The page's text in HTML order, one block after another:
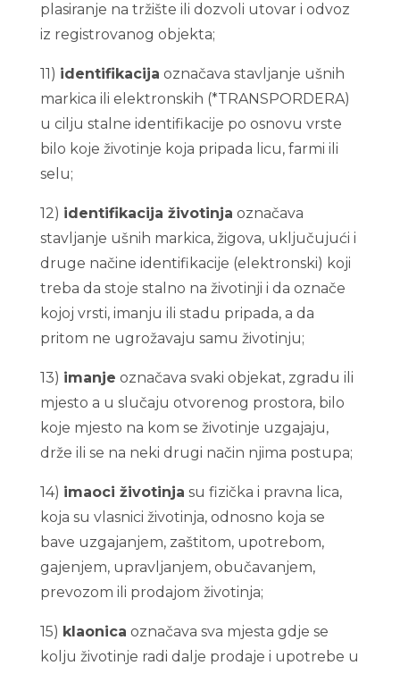
plasiranje na tržište ili dozvoli utovar i odvoz
iz registrovanog objekta;
11) identifikacija označava stavljanje ušnih
markica ili elektronskih (*TRANSPORDERA)
u cilju stalne identifikacije po osnovu vrste
bilo koje životinje koja pripada licu, farmi ili
selu;
12) identifikacija životinja označava
stavljanje ušnih markica, žigova, uključujući i
druge načine identifikacije (elektronski) koji
treba da stoje stalno na životinji i da označe
kojoj vrsti, imanju ili stadu pripada, a da
pritom ne ugrožavaju samu životinju;
13) imanje označava svaki objekat, zgradu ili
mjesto a u slučaju otvorenog prostora, bilo
koje mjesto na kom se životinje uzgajaju,
drže ili se na neki drugi način njima postupa;
14) imaoci životinja su fizička i pravna lica,
koja su vlasnici životinja, odnosno koja se
bave uzgajanjem, zaštitom, upotrebom,
gajenjem, upravljanjem, obučavanjem,
prevozom ili prodajom životinja;
15) klaonica označava sva mjesta gdje se
kolju životinje radi dalje prodaje i upotrebe u